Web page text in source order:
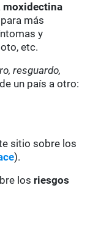
moxidectina
más
y
etc.
resguardo,
un país a otro:
sitio sobre los
).
los riesgos